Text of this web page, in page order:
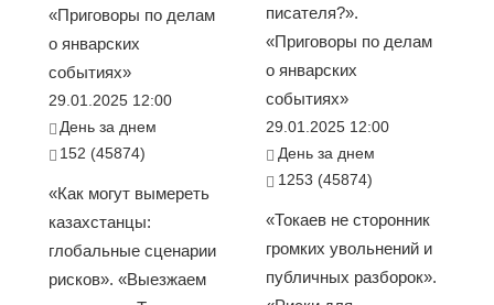
«Приговоры по делам
о январских
событиях»
29.01.2025 12:00
День за днем
152 (45874)
«Как могут вымереть
казахстанцы:
глобальные сценарии
рисков». «Выезжаем
писателя?».
«Приговоры по делам
о январских
событиях»
29.01.2025 12:00
День за днем
1253 (45874)
«Токаев не сторонник
громких увольнений и
публичных разборок».